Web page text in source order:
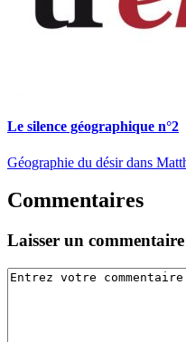
Le silence géographique n°2
Géographie du désir dans
Commentaires
Laisser un commentaire